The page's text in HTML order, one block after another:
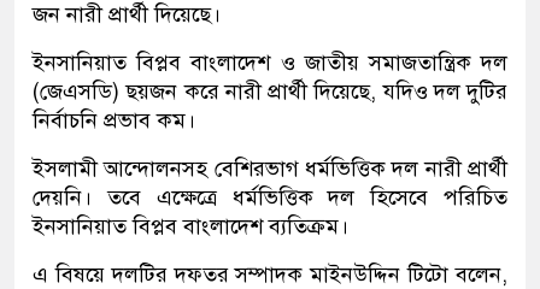
জন নারী প্রার্থী দিয়েছে।
ইনসানিয়াত বিপ্লব বাংলাদেশ ও জাতীয় সমাজতান্ত্রিক দল
(জেএসডি) ছয়জন করে নারী প্রার্থী দিয়েছে, যদিও দল দুটির
নির্বাচনি প্রভাব কম।
ইসলামী আন্দোলনসহ বেশিরভাগ ধর্মভিত্তিক দল নারী প্রার্থী
দেয়নি। তবে এক্ষেত্রে ধর্মভিত্তিক দল হিসেবে পরিচিত
ইনসানিয়াত বিপ্লব বাংলাদেশ ব্যতিক্রম।
এ বিষয়ে দলটির দফতর সম্পাদক মাইনউদ্দিন টিটো বলেন,